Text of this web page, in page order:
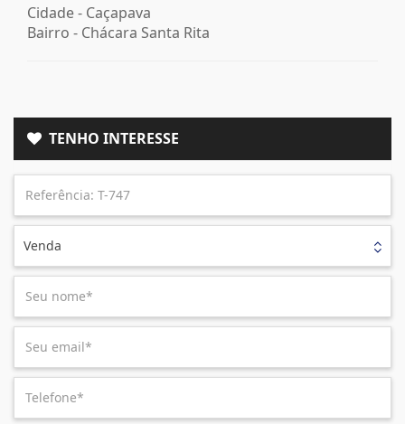
Cidade - Caçapava
Bairro - Chácara Santa Rita
TENHO INTERESSE
Venda